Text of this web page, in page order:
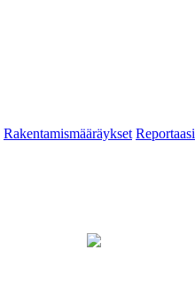
Rakentamismääräykset Reportaasi